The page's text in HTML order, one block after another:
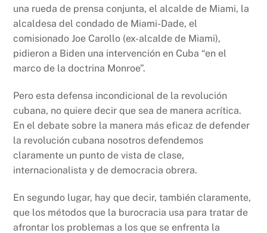
una rueda de prensa conjunta, el alcalde de Miami, la
alcaldesa del condado de Miami-Dade, el
comisionado Joe Carollo (ex-alcalde de Miami),
pidieron a Biden una intervención en Cuba “en el
marco de la doctrina Monroe”.
Pero esta defensa incondicional de la revolución
cubana, no quiere decir que sea de manera acrítica.
En el debate sobre la manera más eficaz de defender
la revolución cubana nosotros defendemos
claramente un punto de vista de clase,
internacionalista y de democracia obrera.
En segundo lugar, hay que decir, también claramente,
que los métodos que la burocracia usa para tratar de
afrontar los problemas a los que se enfrenta la